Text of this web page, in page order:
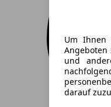
Um Ihnen
und
darauf